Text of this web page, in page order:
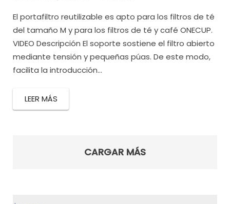
El portafiltro reutilizable es apto para los filtros de té
del tamaño M y para los filtros de té y café ONECUP.
VIDEO Descripción El soporte sostiene el filtro abierto
mediante tensión y pequeñas púas. De este modo,
facilita la introducción...
LEER MÁS
CARGAR MÁS